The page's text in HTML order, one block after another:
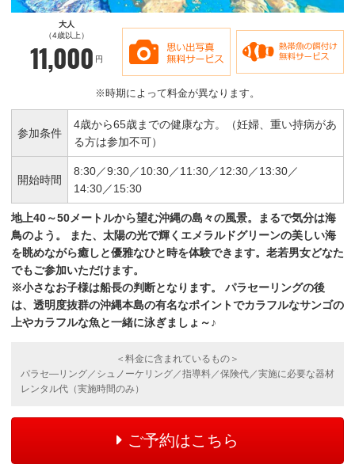
大人
（4歳以上）
11,000 円
※時期によって料金が異なります。
参加条件
4歳から65歳までの健康な方。（妊婦、重い持病があ
る方は参加不可）
開始時間
8:30／9:30／10:30／11:30／12:30／13:30／
14:30／15:30
地上40～50メートルから望む沖縄の島々の風景。まるで気分は海
鳥のよう。
また、太陽の光で輝くエメラルドグリーンの美しい海
を眺めながら癒しと優雅なひと時を体験できます。老若男女どなた
でもご参加いただけます。
※小さなお子様は船長の判断となります。
パラセーリングの後
は、透明度抜群の沖縄本島の有名なポイントでカラフルなサンゴの
上やカラフルな魚と一緒に泳ぎましょ～♪
＜料金に含まれているもの＞
パラセ―リング／シュノーケリング／指導料／保険代／実施に必要な器材
レンタル代（実施時間のみ）
ご予約はこちら